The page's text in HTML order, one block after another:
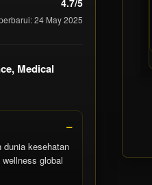
4.7/5
24 May 2025
Medical
dunia kesehatan
global